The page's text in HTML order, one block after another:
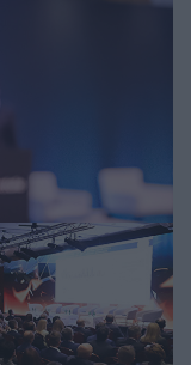
az AI-ról, a
az
az űripari,
hol
bennük
a
sztorijaiba.